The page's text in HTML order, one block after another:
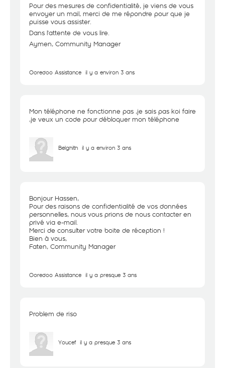
Pour des mesures de confidentialité, je viens de vous
envoyer un mail, merci de me répondre pour que je
puisse vous assister.
Dans l'attente de vous lire.
Aymen, Community Manager
Ooredoo Assistance il y a environ 3 ans
Mon téléphone ne fonctionne pas ,je sais pas koi faire
,je veux un code pour débloquer mon téléphone
Belghith il y a environ 3 ans
Bonjour Hassen,
Pour des raisons de confidentialité de vos données
personnelles, nous vous prions de nous contacter en
privé via e-mail.
Merci de consulter votre boite de réception !
Bien à vous,
Faten, Community Manager
Ooredoo Assistance il y a presque 3 ans
Problem de riso
Youcef il y a presque 3 ans